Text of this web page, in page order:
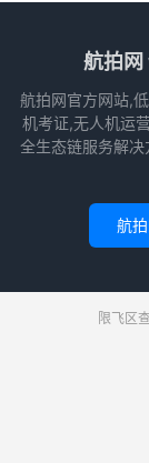
航拍
航拍网官方网站,
机考证,无人机运
全生态链服务解
航
限飞区